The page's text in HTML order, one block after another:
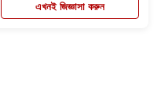
এখনই জিজ্ঞাসা করুন